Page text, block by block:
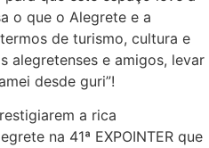
o que o Alegrete e a
de turismo, cultura e
alegretenses e amigos, levar
desde guri”!
a rica
na 41ª EXPOINTER que